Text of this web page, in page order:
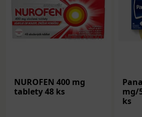
NUROFEN 400 mg
tablety 48 ks
mg/
ks